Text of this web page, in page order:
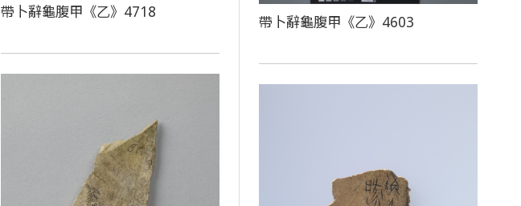
帶卜辭龜腹甲《乙》4603
帶卜辭龜腹甲《乙》4718